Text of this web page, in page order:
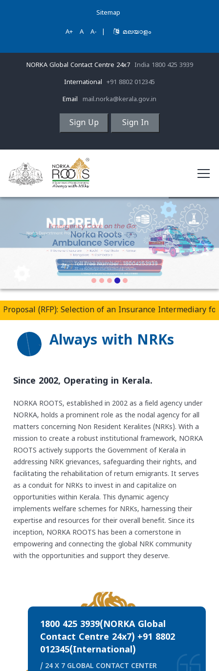
Sitemap
A+ A A- മലയാളം
NORKA Global Contact Centre 24x7 India 1800 425 3939
International +91 8802 012345
Email mail.norka@kerala.gov.in
Sign Up Sign In
of an Insurance Intermediary for Placement
Always with NRKs
Since 2002, Operating in Kerala.
NORKA ROOTS, established in 2002 as a field agency under
NORKA, holds a prominent role as the nodal agency for all
matters concerning Non Resident Keralites (NRKs). With a
mission to create a robust institutional framework, NORKA
ROOTS actively supports the Government of Kerala in
addressing NRK grievances, safeguarding their rights, and
facilitating the rehabilitation of return emigrants. It serves
as a conduit for NRKs to invest in and capitalize on
opportunities within Kerala. This dynamic agency
implements welfare schemes for NRKs, harnessing their
expertise and resources for their overall benefit. Since its
inception, NORKA ROOTS has been a cornerstone in
empowering and connecting the global NRK community
with the opportunities and support they deserve.
1800 425 3939(NORKA Global
Contact Centre 24x7) +91 8802
012345(International)
/ 24 X 7 GLOBAL CONTACT CENTER